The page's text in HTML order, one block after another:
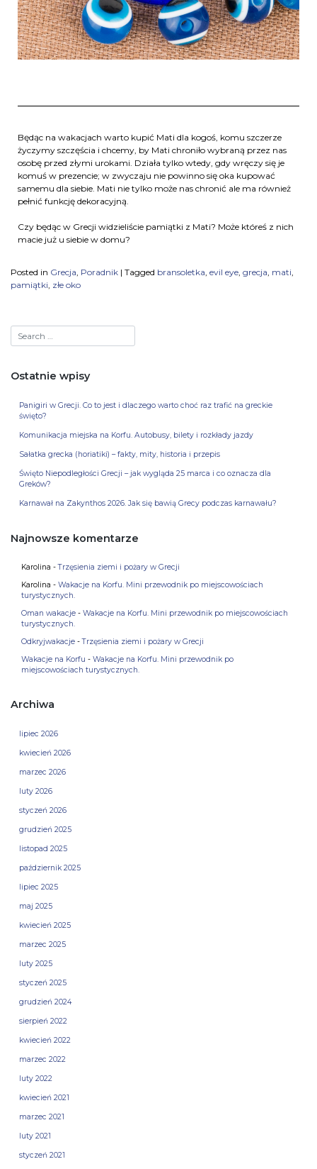
Będąc na wakacjach warto kupić Mati dla kogoś, komu szczerze
życzymy szczęścia i chcemy, by Mati chroniło wybraną przez nas
osobę przed złymi urokami. Działa tylko wtedy, gdy wręczy się je
komuś w prezencie; w zwyczaju nie powinno się oka kupować
samemu dla siebie. Mati nie tylko może nas chronić ale ma również
pełnić funkcję dekoracyjną.
Czy będąc w Grecji widzieliście pamiątki z Mati? Może któreś z nich
macie już u siebie w domu?
Posted in Grecja, Poradnik | Tagged bransoletka, evil eye, grecja, mati,
pamiątki, złe oko
Ostatnie wpisy
Panigiri w Grecji. Co to jest i dlaczego warto choć raz trafić na greckie
święto?
Komunikacja miejska na Korfu. Autobusy, bilety i rozkłady jazdy
Sałatka grecka (horiatiki) – fakty, mity, historia i przepis
Święto Niepodległości Grecji – jak wygląda 25 marca i co oznacza dla
Greków?
Karnawał na Zakynthos 2026. Jak się bawią Grecy podczas karnawału?
Najnowsze komentarze
Karolina -Trzęsienia ziemi i pożary w Grecji
Karolina - Wakacje na Korfu. Mini przewodnik po miejscowościach
turystycznych.
Oman wakacje - Wakacje na Korfu. Mini przewodnik po miejscowościach
turystycznych.
Odkryjwakacje -Trzęsienia ziemi i pożary w Grecji
Wakacje na Korfu - Wakacje na Korfu. Mini przewodnik po
miejscowościach turystycznych.
Archiwa
lipiec 2026
kwiecień 2026
marzec 2026
luty 2026
styczeń 2026
grudzień 2025
listopad 2025
październik 2025
lipiec 2025
maj 2025
kwiecień 2025
marzec 2025
luty 2025
styczeń 2025
grudzień 2024
sierpień 2022
kwiecień 2022
marzec 2022
luty 2022
kwiecień 2021
marzec 2021
luty 2021
styczeń 2021